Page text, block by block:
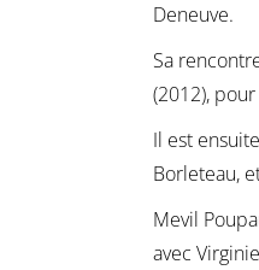
Deneuve.
Sa
(2012),
Il est
Borleteau,
Mevil
avec